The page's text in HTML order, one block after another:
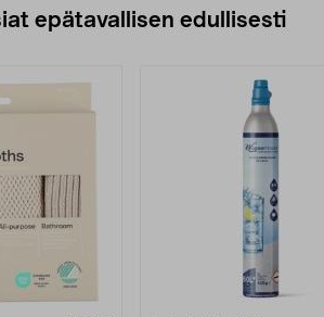
epätavallisen edullisesti